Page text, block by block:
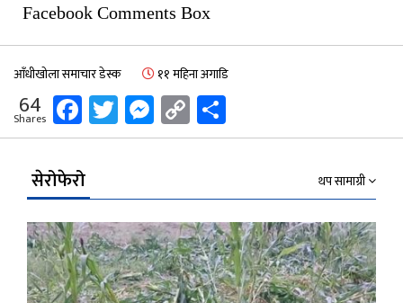
Facebook Comments Box
आँधीखोला समाचार डेस्क ११ महिना अगाडि
64
Shares Facebook
Twitter
Messenger
Copy
Link
सेरोफेरो थप सामाग्री